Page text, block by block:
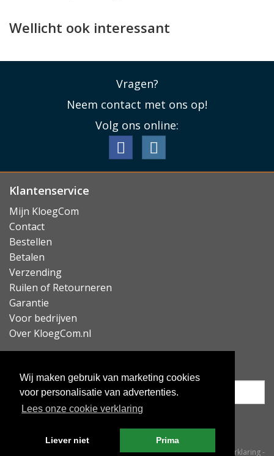
Wij maken gebruik van marketing cookies
voor personalisatie van advertenties.
Lees onze cookie verklaring
Liever niet Prima
Wellicht ook interessant
Vragen?
Neem contact met ons op!
Volg ons online:
Klantenservice
Mijn KloegCom
Contact
Bestellen
Betalen
Verzending
Ruilen of Retourneren
Garantie
Voor bedrijven
Over KloegCom.nl
Algemene voorwaarden-Cookieverklaring-